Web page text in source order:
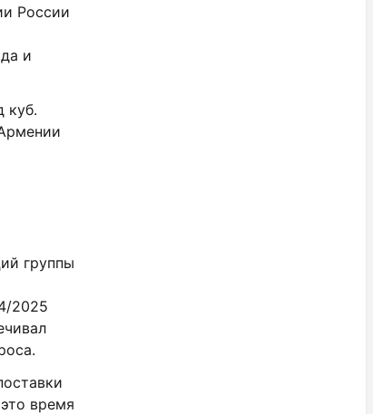
России
и
куб.
группы
2025
время